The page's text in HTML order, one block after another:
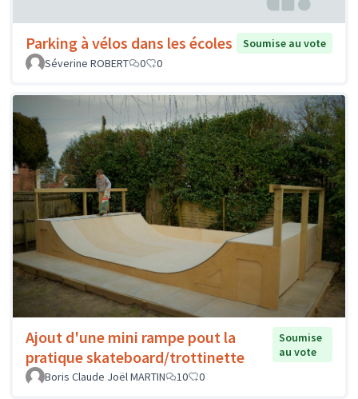
Parking à vélos dans les écoles
Soumise au vote
Séverine ROBERT
0 0
Ajout d'une mini rampe pout la
pratique skateboard/trottinette
Soumise
au vote
Boris Claude Joël MARTIN
10 0